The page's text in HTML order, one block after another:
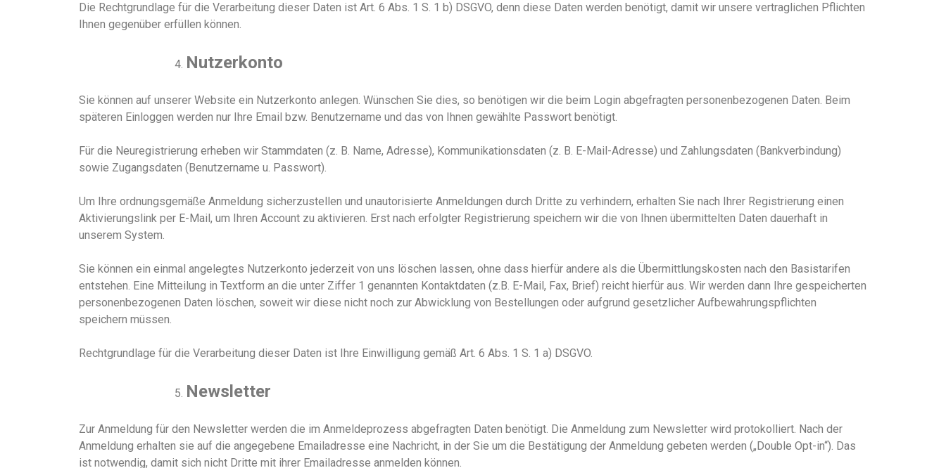
Die Rechtgrundlage für die Verarbeitung dieser Daten ist Art. 6 Abs. 1 S. 1 b) DSGVO, denn diese Daten werden benötigt, damit wir unsere vertraglichen Pflichten
Ihnen gegenüber erfüllen können.
Nutzerkonto
Sie können auf unserer Website ein Nutzerkonto anlegen. Wünschen Sie dies, so benötigen wir die beim Login abgefragten personenbezogenen Daten. Beim
späteren Einloggen werden nur Ihre Email bzw. Benutzername und das von Ihnen gewählte Passwort benötigt.
Für die Neuregistrierung erheben wir Stammdaten (z. B. Name, Adresse), Kommunikationsdaten (z. B. E-Mail-Adresse) und Zahlungsdaten (Bankverbindung)
sowie Zugangsdaten (Benutzername u. Passwort).
Um Ihre ordnungsgemäße Anmeldung sicherzustellen und unautorisierte Anmeldungen durch Dritte zu verhindern, erhalten Sie nach Ihrer Registrierung einen
Aktivierungslink per E-Mail, um Ihren Account zu aktivieren. Erst nach erfolgter Registrierung speichern wir die von Ihnen übermittelten Daten dauerhaft in
unserem System.
Sie können ein einmal angelegtes Nutzerkonto jederzeit von uns löschen lassen, ohne dass hierfür andere als die Übermittlungskosten nach den Basistarifen
entstehen. Eine Mitteilung in Textform an die unter Ziffer 1 genannten Kontaktdaten (z.B. E-Mail, Fax, Brief) reicht hierfür aus. Wir werden dann Ihre gespeicherten
personenbezogenen Daten löschen, soweit wir diese nicht noch zur Abwicklung von Bestellungen oder aufgrund gesetzlicher Aufbewahrungspflichten
speichern müssen.
Rechtgrundlage für die Verarbeitung dieser Daten ist Ihre Einwilligung gemäß Art. 6 Abs. 1 S. 1 a) DSGVO.
Newsletter
Zur Anmeldung für den Newsletter werden die im Anmeldeprozess abgefragten Daten benötigt. Die Anmeldung zum Newsletter wird protokolliert. Nach der
Anmeldung erhalten sie auf die angegebene Emailadresse eine Nachricht, in der Sie um die Bestätigung der Anmeldung gebeten werden („Double Opt-in“). Das
ist notwendig, damit sich nicht Dritte mit ihrer Emailadresse anmelden können.